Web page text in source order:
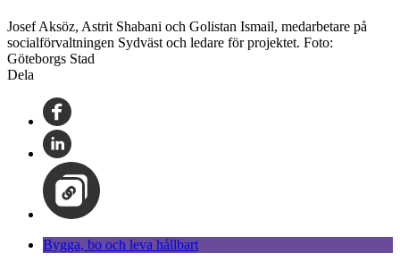
Josef Aksöz, Astrit Shabani och Golistan Ismail, medarbetare på
socialförvaltningen Sydväst och ledare för projektet. Foto:
Göteborgs Stad
Dela
Bygga, bo och leva hållbart